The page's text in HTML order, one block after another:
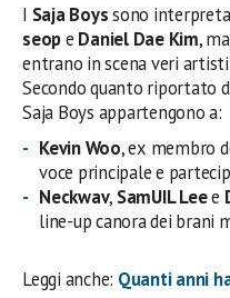
I Saja Boyssono
seope Daniel Dae Kim,
entrano in scena veri
Secondo quanto riportato
Saja Boys appartengono a:
Kevin Woo, ex membro
voce principale e
Neckwav, SamUIL Leee
line-up canora dei brani
Leggi anche: Quanti anni